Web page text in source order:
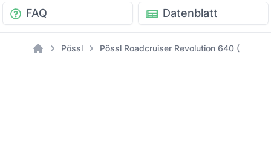
FAQ Datenblatt
Pössl Pössl Roadcruiser Revolution 640